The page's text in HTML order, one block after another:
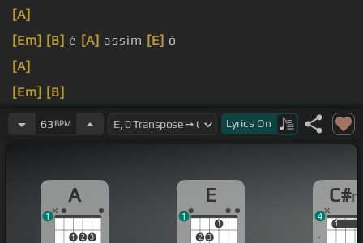
[A]
[Em] [B] é [A] assim [E] ó
[A]
[Em] [B]
63 BPM Lyrics On
A
1 2 3
1
E
2 3
1
1
C#
11
4